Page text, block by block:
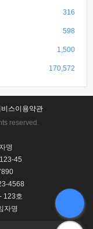
316
598
1,500
170,572
스이용약관
reserved.
명
45
4568
123호
자명